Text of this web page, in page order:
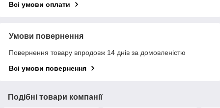
Всі умови оплати
Умови повернення
Повернення товару впродовж 14 днів за домовленістю
Всі умови повернення
Подібні товари компанії